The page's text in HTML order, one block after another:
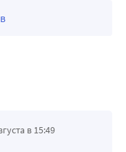
в 15:49